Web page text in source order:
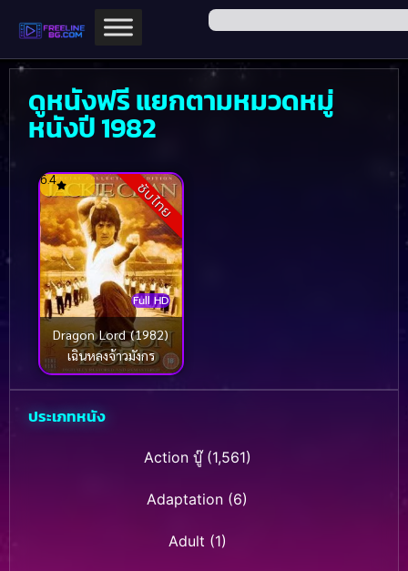
ดูหนังฟรี แยกตามหมวดหมู่
หนังปี 1982
ซับไทย
Full HD
6.4
Dragon Lord (1982)
เฉินหลงจ้าวมังกร
ประเภทหนัง
Action บู๊(1,561)
Adaptation (6)
Adult (1)